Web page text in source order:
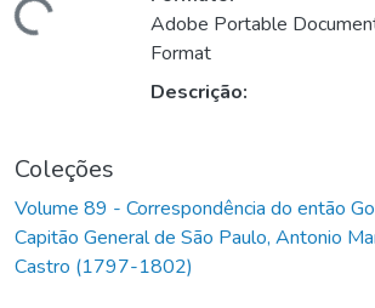
Carregando...
Adobe Portable
Format
Descrição:
Coleções
Volume 89 - Correspondência do então
Capitão General de São Paulo, Antonio
Castro (1797-1802)